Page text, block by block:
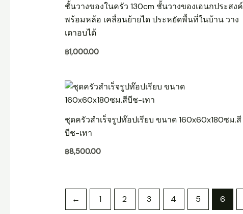
ชั้นวางของในครัว 130cm ชั้นวางของเอนกประสงค์
พร้อมหล้อ เคลื่อนย้ายได ประหยัดพื้นที่ในบ้าน วาง
เตาอบได้
฿1,000.00
ชุดครัวสำเร็จรูปท๊อปเรียบ ขนาด 160x60x180ซม.สี
บีช-เทา
฿8,500.00
← 1 2 3 4 5 6